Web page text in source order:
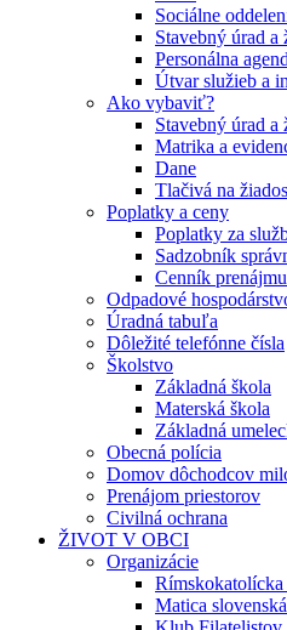
Sociálne
Stavebný úrad a
Personálna
Útvar služieb a
Ako vybaviť?
Stavebný úrad a
Matrika a
Dane
Tlačivá na
Poplatky a ceny
Poplatky za
Sadzobník
Cenník
Odpadové
Úradná tabuľa
Dôležité telefónne čísla
Školstvo
Základná škola
Materská škola
Základná
Obecná polícia
Domov dôchodcov
Prenájom priestorov
Civilná ochrana
ŽIVOT V OBCI
Organizácie
Matica slovenská